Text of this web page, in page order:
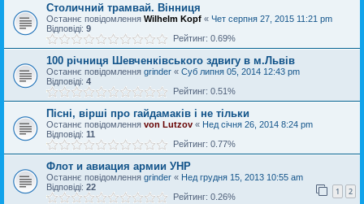
Столичний трамвай. Вінниця
Останнє повідомлення Wilhelm Kopf « Чет серпня 27, 2015 11:21 pm
Відповіді: 9
Рейтинг: 0.69%
100 річниця Шевченківського здвигу в м.Львів
Останнє повідомлення grinder « Суб липня 05, 2014 12:43 pm
Відповіді: 4
Рейтинг: 0.51%
Пісні, вірші про гайдамаків і не тільки
Останнє повідомлення von Lutzov « Нед січня 26, 2014 8:24 pm
Відповіді: 11
Рейтинг: 0.77%
Флот и авиация армии УНР
Останнє повідомлення grinder « Нед грудня 15, 2013 10:55 am
Відповіді: 22 1 2
Рейтинг: 0.26%